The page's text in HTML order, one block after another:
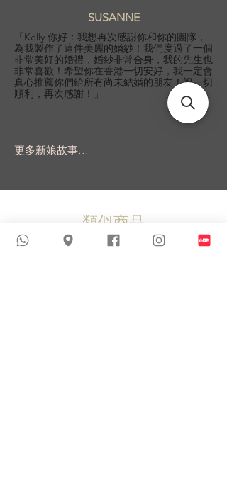
SUSANNE
「Kelly 你好：我想再次感謝你和你的團隊，
為我製作了這件美麗的婚紗！我們度過了一個
非常美好的婚禮，婚紗非常合身，我的先生也
非常喜歡！希望你在香港一切安好，我一定會
真心推薦你們給所有尚未結婚的朋友！祝一切
順利，再次感謝！」
更多新娘故事...
類似商品